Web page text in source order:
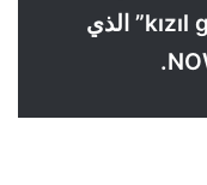
“البراعم الحمراء kızıl goncalar” الذي